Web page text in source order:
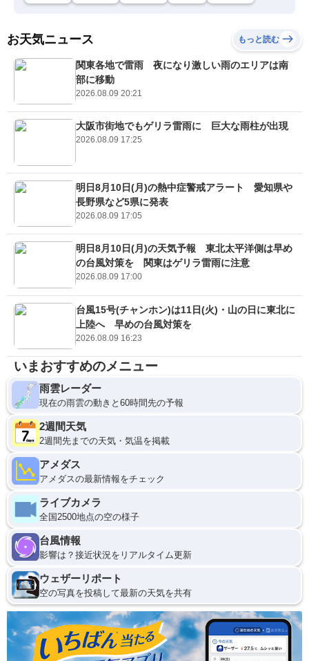
お天気ニュース もっと読む
関東各地で雷雨 夜になり激しい雨のエリアは南
部に移動
2026.08.09 20:21
大阪市街地でもゲリラ雷雨に 巨大な雨柱が出現
2026.08.09 17:25
明日8月10日(月)の熱中症警戒アラート 愛知県や
長野県など5県に発表
2026.08.09 17:05
明日8月10日(月)の天気予報 東北太平洋側は早め
の台風対策を 関東はゲリラ雷雨に注意
2026.08.09 17:00
台風15号(チャンホン)は11日(火)・山の日に東北に
上陸へ 早めの台風対策を
2026.08.09 16:23
いまおすすめのメニュー
雨雲レーダー
現在の雨雲の動きと60時間先の予報
2週間天気
2週間先までの天気・気温を掲載
アメダス
アメダスの最新情報をチェック
ライブカメラ
全国2500地点の空の様子
台風情報
影響は？接近状況をリアルタイム更新
ウェザーリポート
空の写真を投稿して最新の天気を共有